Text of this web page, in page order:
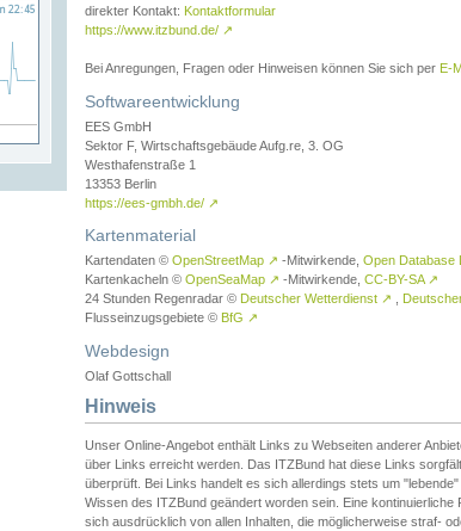
direkter Kontakt: Kontaktformular
https://www.itzbund.de/ ↗
Bei Anregungen, Fragen oder Hinweisen können Sie sich per E-
Softwareentwicklung
EES GmbH
Sektor F, Wirtschaftsgebäude Aufg.re, 3. OG
Westhafenstraße 1
13353 Berlin
https://ees-gmbh.de/ ↗
Kartenmaterial
Kartendaten © OpenStreetMap ↗ -Mitwirkende, Open Database
Kartenkacheln © OpenSeaMap ↗ -Mitwirkende, CC-BY-SA ↗
24 Stunden Regenradar © Deutscher Wetterdienst ↗
Flusseinzugsgebiete © BfG ↗
Webdesign
Olaf Gottschall
Hinweis
Unser Online-Angebot enthält Links zu Webseiten anderer
über Links erreicht werden. Das ITZBund hat diese Links
überprüft. Bei Links handelt es sich allerdings stets um
Wissen des ITZBund geändert worden sein. Eine
sich ausdrücklich von allen Inhalten, die möglicherweise straf-